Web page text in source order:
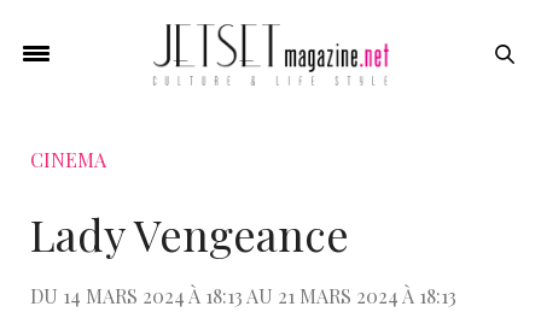
CINEMA
Lady Vengeance
DU 14 MARS 2024 À 18:13 AU 21 MARS 2024 À 18:13